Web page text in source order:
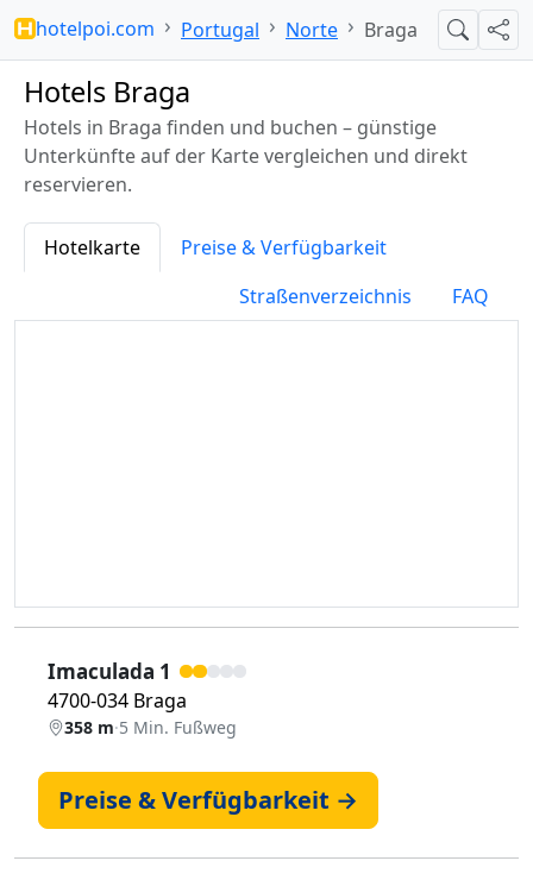
hotelpoi.com Portugal Norte Braga Suche
Hotels Braga
Hotels in Braga finden und buchen – günstige
Unterkünfte auf der Karte vergleichen und direkt
reservieren.
Hotelkarte
Preise & Verfügbarkeit
Straßenverzeichnis
FAQ
Imaculada 1
4700-034 Braga
358 m·5 Min. Fußweg
Preise & Verfügbarkeit →